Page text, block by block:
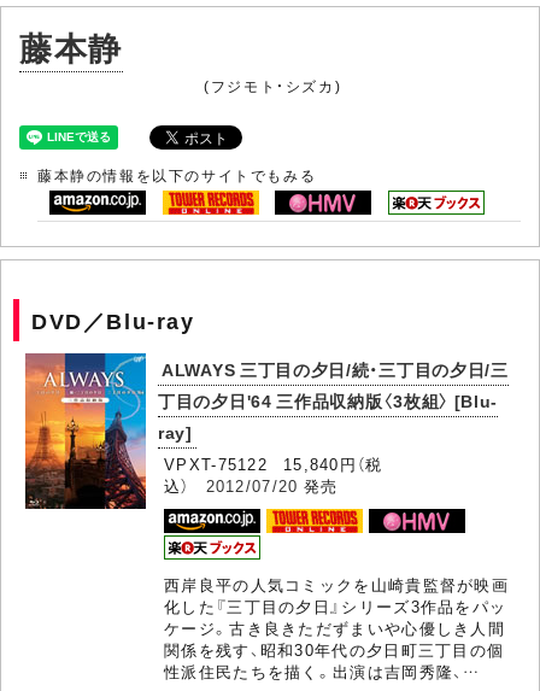
藤本静
(フジモト・シズカ)
藤本静の情報を以下のサイトでもみる
DVD／Blu-ray
ALWAYS 三丁目の夕日/続・三丁目の夕日/三
丁目の夕日'64 三作品収納版〈3枚組〉 [Blu-
ray]
VPXT-75122 15,840円（税
込） 2012/07/20 発売
西岸良平の人気コミックを山崎貴監督が映画
化した『三丁目の夕日』シリーズ3作品をパッ
ケージ。古き良きただずまいや心優しき人間
関係を残す、昭和30年代の夕日町三丁目の個
性派住民たちを描く。出演は吉岡秀隆、…